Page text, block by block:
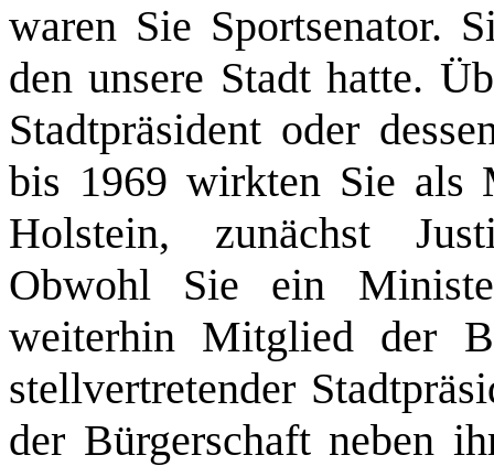
waren Sie Sportsenator.
den unsere Stadt hatte.
Stadtpräsident oder
bis 1969 wirkten Sie als
Holstein, zunächst
Obwohl Sie ein
weiterhin Mitglied der
stellvertretender
der Bürgerschaft neben